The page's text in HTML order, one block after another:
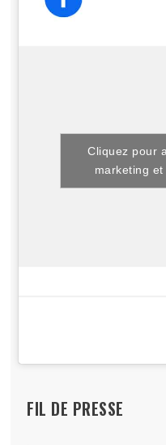
Cliquez pour
marketing
FIL DE PRESSE